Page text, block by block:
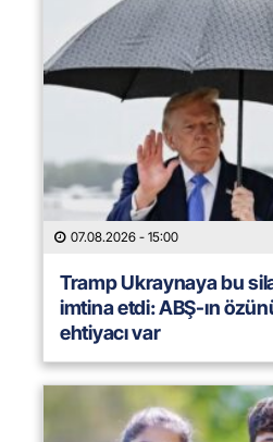
07.08.2026 - 15:00
Tramp Ukraynaya bu
imtina etdi: ABŞ-ın
ehtiyacı var